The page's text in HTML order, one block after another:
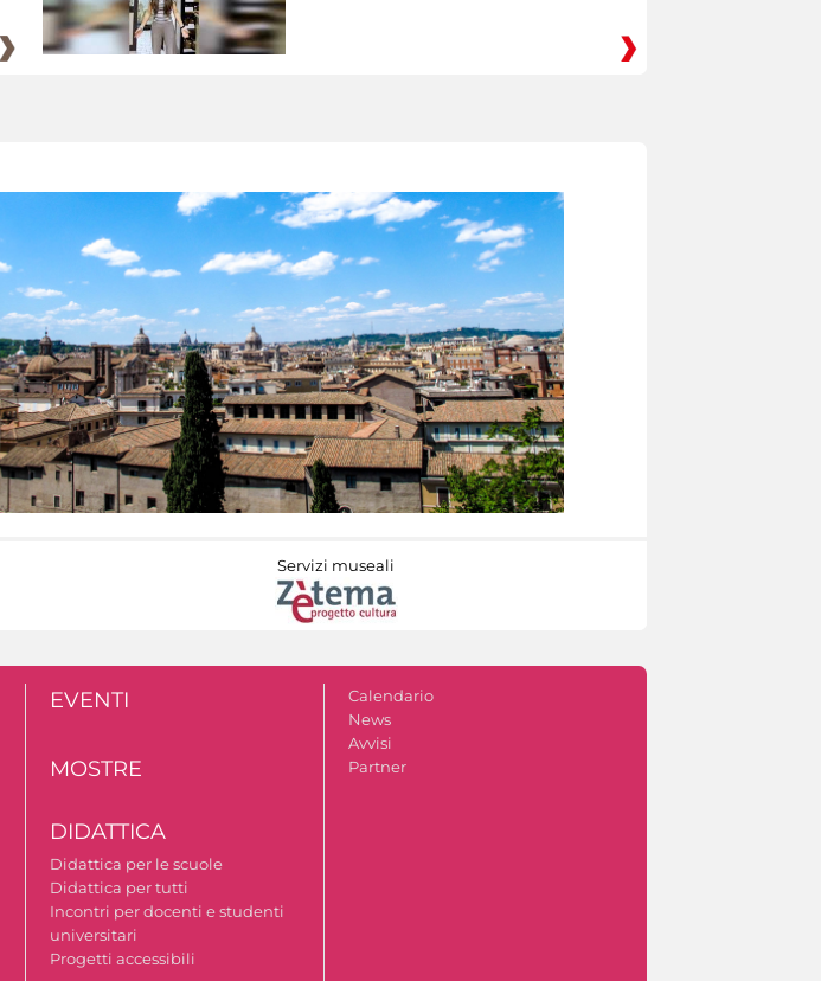
Servizi museali
EVENTI
MOSTRE
DIDATTICA
Didattica per le scuole
Didattica per tutti
Incontri per docenti e studenti
universitari
Progetti accessibili
Calendario
News
Avvisi
Partner